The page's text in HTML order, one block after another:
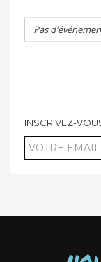
Pas
INSCRIVEZ-
Votre
email